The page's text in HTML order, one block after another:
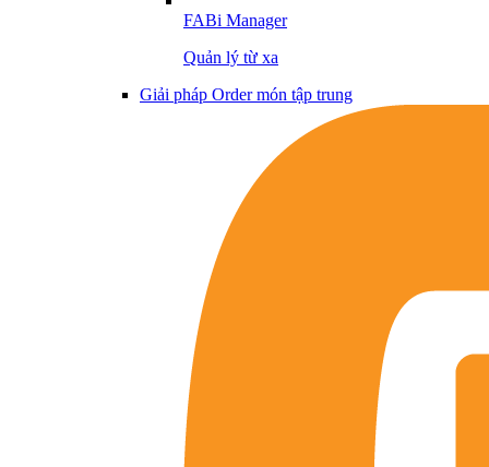
FABi Manager
Quản lý từ xa
Giải pháp Order món tập trung